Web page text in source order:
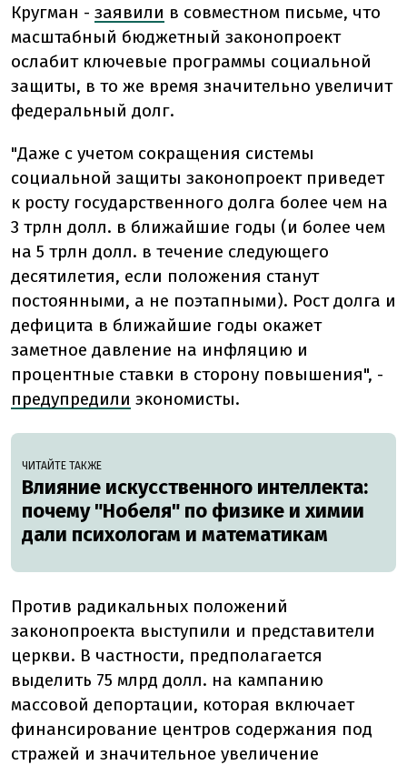
Кругман - заявили в совместном письме, что
масштабный бюджетный законопроект
ослабит ключевые программы социальной
защиты, в то же время значительно увеличит
федеральный долг.
"Даже с учетом сокращения системы
социальной защиты законопроект приведет
к росту государственного долга более чем на
3 трлн долл. в ближайшие годы (и более чем
на 5 трлн долл. в течение следующего
десятилетия, если положения станут
постоянными, а не поэтапными). Рост долга и
дефицита в ближайшие годы окажет
заметное давление на инфляцию и
процентные ставки в сторону повышения", -
предупредили экономисты.
ЧИТАЙТЕ ТАКЖЕ
Влияние искусственного интеллекта:
почему "Нобеля" по физике и химии
дали психологам и математикам
Против радикальных положений
законопроекта выступили и представители
церкви. В частности, предполагается
выделить 75 млрд долл. на кампанию
массовой депортации, которая включает
финансирование центров содержания под
стражей и значительное увеличение